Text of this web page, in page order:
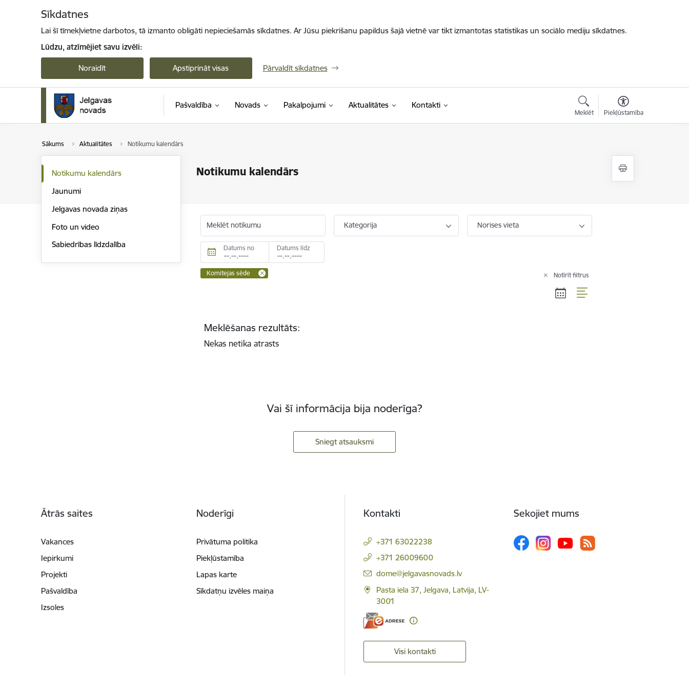
Sīkdatnes
Lai šī tīmekļvietne darbotos, tā izmanto obligāti nepieciešamās sīkdatnes. Ar Jūsu piekrišanu papildus šajā vietnē var tikt izmantotas statistikas un sociālo mediju sīkdatnes.
Lūdzu, atzīmējiet savu izvēli:
Noraidīt Apstiprināt visas Pārvaldīt sīkdatnes
Pašvaldība Novads Pakalpojumi Aktualitātes Kontakti
Meklēt Piekļūstamība
Sākums Aktualitātes Notikumu kalendārs
Notikumu kalendārs
Notikumu kalendārs
Jaunumi
Jelgavas novada ziņas
Foto un video
Sabiedrības līdzdalība
Meklēt notikumu Kategorija Norises vieta
Datums no Datums līdz
Komitejas sēde Notīrīt filtrus
Meklēšanas rezultāts:
Nekas netika atrasts
Vai šī informācija bija noderīga?
Sniegt atsauksmi
Ātrās saites
Vakances
Iepirkumi
Projekti
Pašvaldība
Izsoles
Noderīgi
Privātuma politika
Piekļūstamība
Lapas karte
Sīkdatņu izvēles maiņa
Kontakti
+371 63022238
+371 26009600
E-pasts:
dome@jelgavasnovads.lv
Pasta iela 37, Jelgava, Latvija, LV-
3001
Visi kontakti
Sekojiet mums